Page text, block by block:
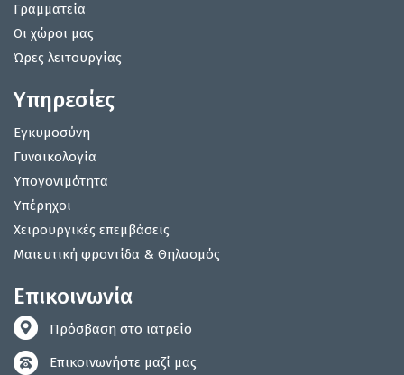
Γραμματεία
Οι χώροι μας
Ώρες λειτουργίας
Υπηρεσίες
Εγκυμοσύνη
Γυναικολογία
Υπογονιμότητα
Υπέρηχοι
Χειρουργικές επεμβάσεις
Μαιευτική φροντίδα & Θηλασμός
Επικοινωνία
Πρόσβαση στο ιατρείο
Επικοινωνήστε μαζί μας